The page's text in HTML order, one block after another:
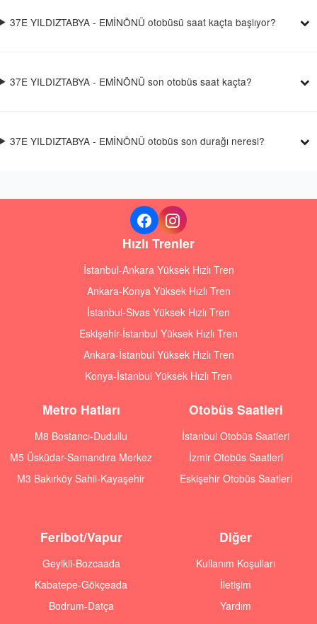
37E YILDIZTABYA - EMİNÖNÜ otobüsü saat kaçta başlıyor?
37E YILDIZTABYA - EMİNÖNÜ son otobüs saat kaçta?
37E YILDIZTABYA - EMİNÖNÜ otobüs son durağı neresi?
Hızlı Trenler
İstanbul-Ankara Yüksek Hızlı Tren
Ankara-Konya Yüksek Hızlı Tren
İstanbul-Sivas Yüksek Hızlı Tren
Eskişehir-İstanbul Yüksek Hızlı Tren
Ankara-İstanbul Yüksek Hızlı Tren
Konya-İstanbul Yüksek Hızlı Tren
Metro Hatları
M8 Bostancı-Dudullu
M5 Üsküdar-Samandıra Merkez
M3 Bakırköy Sahil-Kayaşehir
Otobüs Saatleri
İstanbul Otobüs Saatleri
İzmir Otobüs Saatleri
Eskişehir Otobüs Saatleri
Feribot/Vapur
Geyikli-Bozcaada
Kabatepe-Gökçeada
Bodrum-Datça
Diğer
Kullanım Koşulları
İletişim
Yardım